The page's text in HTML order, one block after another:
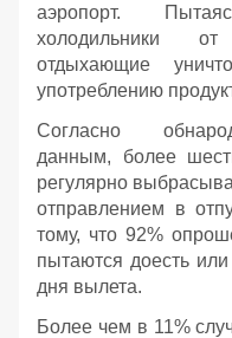
аэропорт.
холодильники
отдыхающие
употреблению
Согласно
данным, более
регулярно
отправлением в
тому, что 92%
пытаются доесть
дня вылета.
Более чем в 11%